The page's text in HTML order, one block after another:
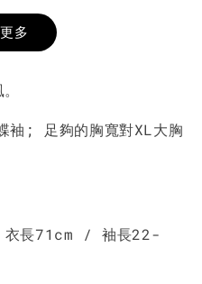
190
-
多
袖; 足夠的胸寬對XL大胸
長71cm / 袖長22-